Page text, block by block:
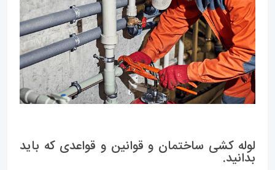
لوله کشی ساختمان و قوانین و قواعدی که باید
بدانید.